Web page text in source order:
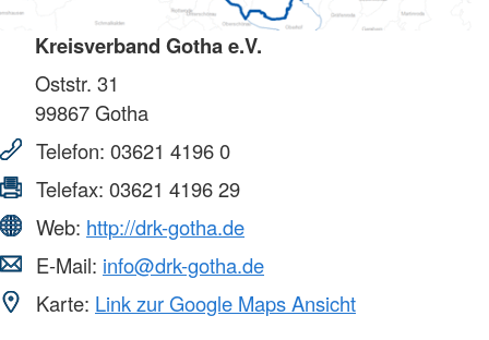
Kreisverband Gotha e.V.
Oststr. 31
99867Gotha
Telefon: 03621 4196 0
Telefax: 03621 4196 29
Web: http://drk-gotha.de
E-Mail: info@drk-gotha.de
Karte: Link zur Google Maps Ansicht